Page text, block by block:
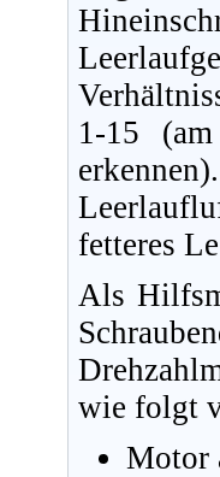
1-15
fetteres
Als
wie folgt
Motor